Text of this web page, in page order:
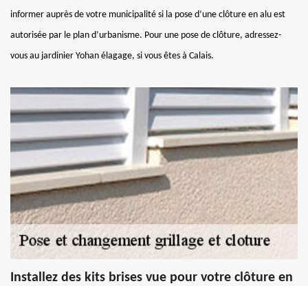
informer auprès de votre municipalité si la pose d’une clôture en alu est
autorisée par le plan d’urbanisme. Pour une pose de clôture, adressez-
vous au jardinier Yohan élagage, si vous êtes à Calais.
Installez des kits brises vue pour votre clôture en